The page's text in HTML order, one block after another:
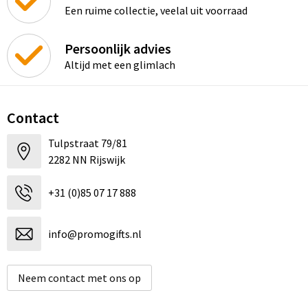
Een ruime collectie, veelal uit voorraad
Persoonlijk advies
Altijd met een glimlach
Contact
Tulpstraat 79/81
2282 NN Rijswijk
+31 (0)85 07 17 888
info@promogifts.nl
Neem contact met ons op